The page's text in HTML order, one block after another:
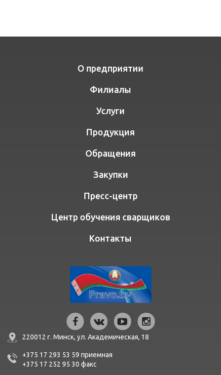
О предприятии
Филиалы
Услуги
Продукция
Обращения
Закупки
Пресс-центр
Центр обучения сварщиков
Контакты
220012 г. Минск, ул. Академическая, 18
+375 17 293 53 59 приемная
+375 17 252 95 30 факc